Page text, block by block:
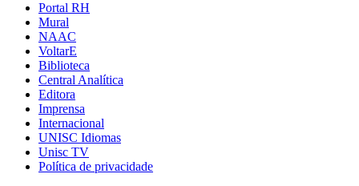
Portal RH
Mural
NAAC
VoltarE
Biblioteca
Central Analítica
Editora
Imprensa
Internacional
UNISC Idiomas
Unisc TV
Política de privacidade